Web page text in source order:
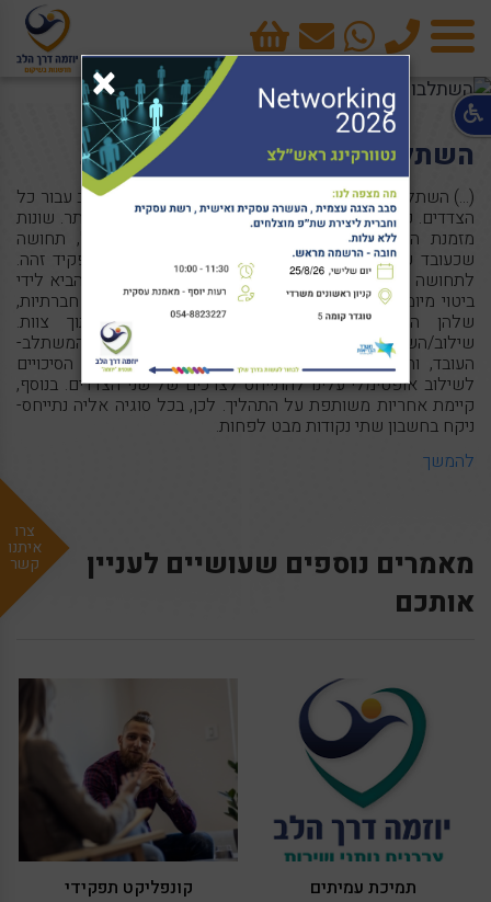
טלפון cart
צרו
איתנו
קשר
השתלבות עמיתים מומחים בצוות
(...) השתלבות של עובד בצוות היא לכשעצמו תהליך מורכב עבור כל
הצדדים. כאשר מדובר בצוות מגוון, המורכבות גדולה אף יותר. שונות
מזמנת השפעות של סטיגמה וסטיגמה עצמית. למשל, תחושה
שכעובד עליי להוכיח את עצמי יותר מאשר אחרים בתפקיד זהה.
לתחושה זו עלולה להיות השפעה על יכולתו של העובד להביא לידי
ביטוי מיומנויות תפקודיות ותעסוקתיות, כמו גם מיומנויות חברתיות,
שלהן השפעה מכרעת על סיכויי השתלבותו בתוך צוות.
שילוב/השתלבות הוא תהליך הדדי ששותפים לו הצד המשתלב-
העובד, והצד המקבל- המנהל והצוות. כדי להגביר את הסיכויים
לשילוב אופטימלי עלינו להתייחס לצרכים של שני הצדדים. בנוסף,
קיימת אחריות משותפת על התהליך. לכן, בכל סוגיה אליה נתייחס-
ניקח בחשבון שתי נקודות מבט לפחות.
להמשך
מאמרים נוספים שעושיים לעניין
אותכם
תמיכת עמיתים
קונפליקט תפקידי
×